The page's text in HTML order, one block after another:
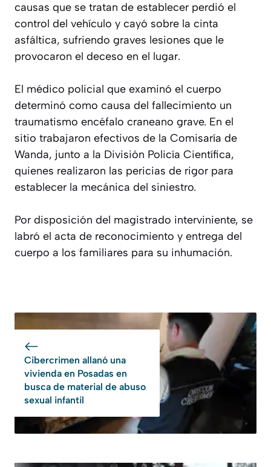
causas que se tratan de establecer perdió el
control del vehículo y cayó sobre la cinta
asfáltica, sufriendo graves lesiones que le
provocaron el deceso en el lugar.
El médico policial que examinó el cuerpo
determinó como causa del fallecimiento un
traumatismo encéfalo craneano grave. En el
sitio trabajaron efectivos de la Comisaría de
Wanda, junto a la División Policía Científica,
quienes realizaron las pericias de rigor para
establecer la mecánica del siniestro.
Por disposición del magistrado interviniente, se
labró el acta de reconocimiento y entrega del
cuerpo a los familiares para su inhumación.
Cibercrimen allanó una
vivienda en Posadas en
busca de material de abuso
sexual infantil